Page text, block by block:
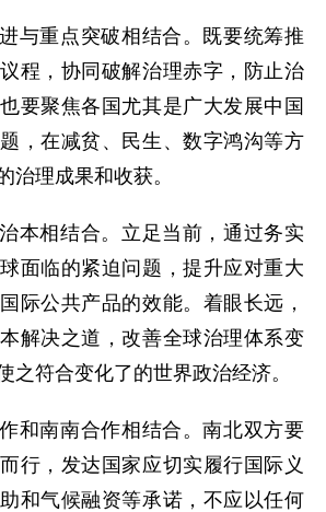
与重点突破相结合。既要统筹推
程，协同破解治理赤字，防止治
要聚焦各国尤其是广大发展中国
，在减贫、民生、数字鸿沟等方
治理成果和收获。
本相结合。立足当前，通过务实
面临的紧迫问题，提升应对重大
际公共产品的效能。着眼长远，
解决之道，改善全球治理体系变
之符合变化了的世界政治经济。
和南南合作相结合。南北双方要
行，发达国家应切实履行国际义
和气候融资等承诺，不应以任何